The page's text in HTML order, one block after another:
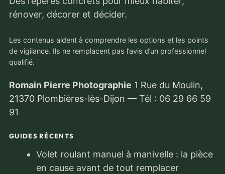
rénover, décorer et décider.
Les contenus aident à comprendre les options et les points
de vigilance. Ils ne remplacent pas l’avis d’un professionnel
qualifié.
Romain Pierre Photographie 1 Rue du Moulin,
21370 Plombières-lès-Dijon — Tél : 06 29 66 59
91
GUIDES RÉCENTS
Volet roulant manuel à manivelle : la pièce
en cause avant de tout remplacer